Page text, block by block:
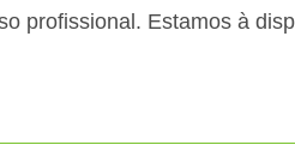
profissional. Estamos à